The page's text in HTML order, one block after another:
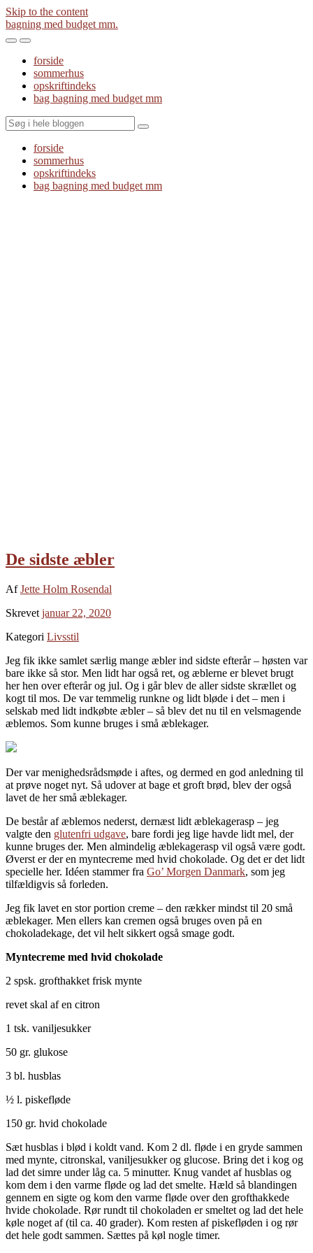
Skip to the content
bagning med budget mm.
Toggle
mobile
menu
Toggle
the
search
field
forside
sommerhus
opskriftindeks
bag bagning med budget mm
Search
forside
sommerhus
opskriftindeks
bag bagning med budget mm
De sidste æbler
AfJette Holm Rosendal
Skrevet januar 22, 2020
Kategori Livsstil
Jeg fik ikke samlet særlig mange æbler ind sidste efterår – høsten var
bare ikke så stor. Men lidt har også ret, og æblerne er blevet brugt
her hen over efterår og jul. Og i går blev de aller sidste skrællet og
kogt til mos. De var temmelig runkne og lidt bløde i det – men i
selskab med lidt indkøbte æbler – så blev det nu til en velsmagende
æblemos. Som kunne bruges i små æblekager.
Der var menighedsrådsmøde i aftes, og dermed en god anledning til
at prøve noget nyt. Så udover at bage et groft brød, blev der også
lavet de her små æblekager.
De består af æblemos nederst, dernæst lidt æblekagerasp – jeg
valgte den glutenfri udgave, bare fordi jeg lige havde lidt mel, der
kunne bruges der. Men almindelig æblekagerasp vil også være godt.
Øverst er der en myntecreme med hvid chokolade. Og det er det lidt
specielle her. Idéen stammer fra Go’ Morgen Danmark, som jeg
tilfældigvis så forleden.
Jeg fik lavet en stor portion creme – den rækker mindst til 20 små
æblekager. Men ellers kan cremen også bruges oven på en
chokoladekage, det vil helt sikkert også smage godt.
Myntecreme med hvid chokolade
2 spsk. grofthakket frisk mynte
revet skal af en citron
1 tsk. vaniljesukker
50 gr. glukose
3 bl. husblas
½ l. piskefløde
150 gr. hvid chokolade
Sæt husblas i blød i koldt vand. Kom 2 dl. fløde i en gryde sammen
med mynte, citronskal, vaniljesukker og glucose. Bring det i kog og
lad det simre under låg ca. 5 minutter. Knug vandet af husblas og
kom dem i den varme fløde og lad det smelte. Hæld så blandingen
gennem en sigte og kom den varme fløde over den grofthakkede
hvide chokolade. Rør rundt til chokoladen er smeltet og lad det hele
køle noget af (til ca. 40 grader). Kom resten af piskefløden i og rør
det hele godt sammen. Sættes på køl nogle timer.